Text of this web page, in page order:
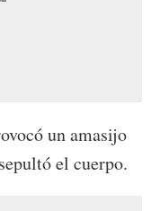
un amasijo
el cuerpo.